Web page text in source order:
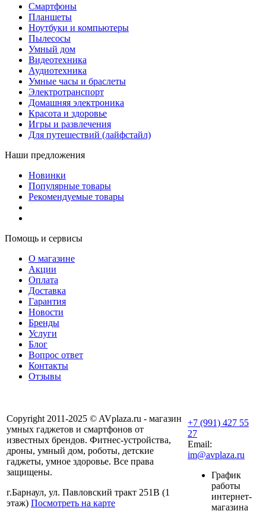
Смартфоны
Планшеты
Ноутбуки и компьютеры
Пылесосы
Умный дом
Видеотехника
Аудиотехника
Умные часы и браслеты
Электротранспорт
Домашняя электроника
Красота и здоровье
Игры и развлечения
Для путешествий (лайфстайл)
Наши предложения
Новинки
Популярные товары
Рекомендуемые товары
Помощь и сервисы
О магазине
Акции
Оплата
Доставка
Гарантия
Новости
Бренды
Услуги
Блог
Вопрос ответ
Контакты
Отзывы
Copyright 2011-2025 © AVplaza.ru - магазин
умных гаджетов и смартфонов от
известных брендов. Фитнес-устройства,
дроны, умный дом, роботы, детские
гаджеты, умное здоровье. Все права
защищены.
г.Барнаул, ул. Павловский тракт 251В (1
этаж) Посмотреть на карте
+7 (991) 427 55
27
Email:
im@avplaza.ru
График
работы
интернет-
магазина